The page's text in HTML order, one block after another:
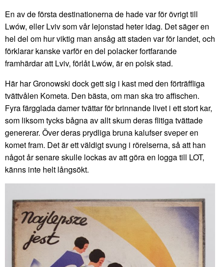
En av de första destinationerna de hade var för övrigt till
Lwów, eller Lviv som vår lejonstad heter idag. Det säger en
hel del om hur viktig man ansåg att staden var för landet, och
förklarar kanske varför en del polacker fortfarande
framhärdar att Lviv, förlåt Lwów, är en polsk stad.
Här har Gronowski dock gett sig i kast med den förträffliga
tvättvålen Kometa. Den bästa, om man ska tro affischen.
Fyra färgglada damer tvättar för brinnande livet i ett stort kar,
som liksom tycks bågna av allt skum deras flitiga tvättade
genererar. Över deras prydliga bruna kalufser sveper en
komet fram. Det är ett väldigt svung i rörelserna, så att han
något år senare skulle lockas av att göra en logga till LOT,
känns inte helt långsökt.